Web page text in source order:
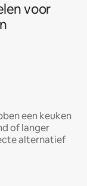
voor
een keuken
of langer
alternatief